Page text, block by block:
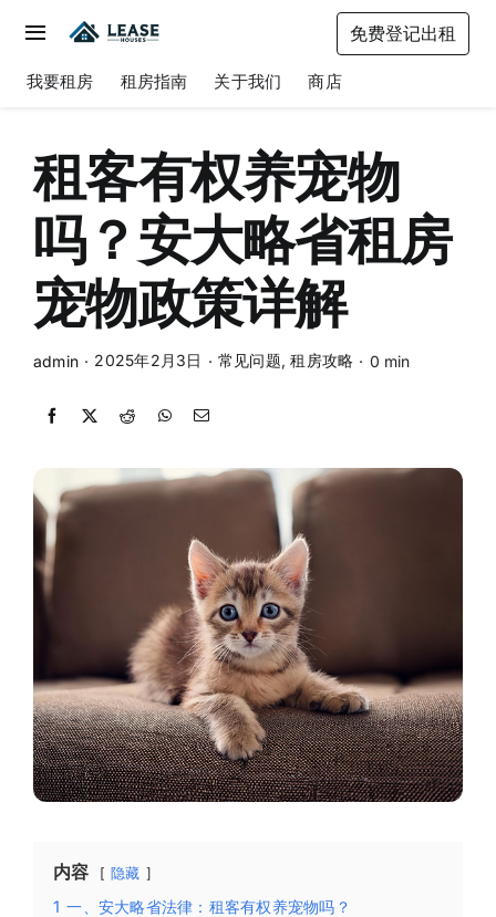
content
Toggle
Navigation
我要租房
租房指南
关于我们
商店
免费登记出租
我要租房 租房指南 关于我们 商店
租客有权养宠物
吗？安大略省租房
宠物政策详解
admin · 2025年2月3日 · 常见问题,租房攻略 · 0 min
内容 隐藏
1 一、安大略省法律：租客有权养宠物吗？